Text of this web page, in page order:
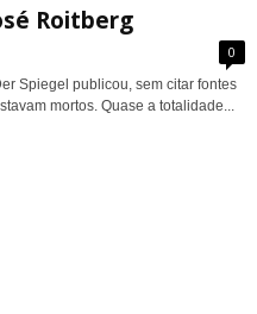
Roitberg
0
Spiegel publicou, sem citar fontes
mortos. Quase a totalidade...